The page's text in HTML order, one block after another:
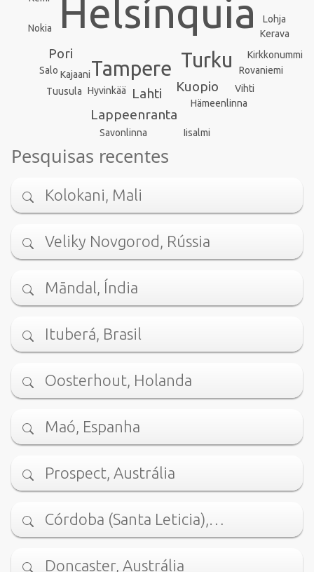
Helsínquia
Tampere Turku
Lahti Kuopio
Pori
Lappeenranta
Hämeenlinna
Hyvinkää
Lohja
Kajaani
Rovaniemi
Tuusula
Kirkkonummi
Kerava
Nokia
Savonlinna
Vihti
Salo
Iisalmi
Pesquisas recentes
Kolokani, Mali
Veliky Novgorod, Rússia
Māndal, Índia
Ituberá, Brasil
Oosterhout, Holanda
Maó, Espanha
Prospect, Austrália
Córdoba (Santa Leticia),…
Doncaster, Austrália